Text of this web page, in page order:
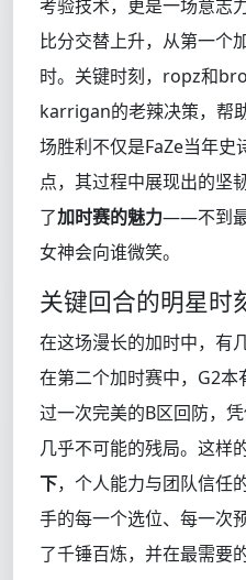
考验技术，更是一场意志
比分交替上升，从第一个
时。关键时刻，ropz和
karrigan的老辣决策，帮
场胜利不仅是FaZe当年史
点，其过程中展现出的坚
了加时赛的魅力——不到最
女神会向谁微笑。
关键回合的明星时
在这场漫长的加时中，有
在第二个加时赛中，G2本
过一次完美的B区回防，
几乎不可能的残局。这样
下，个人能力与团队信任
手的每一个选位、每一次
了千锤百炼，并在最需要